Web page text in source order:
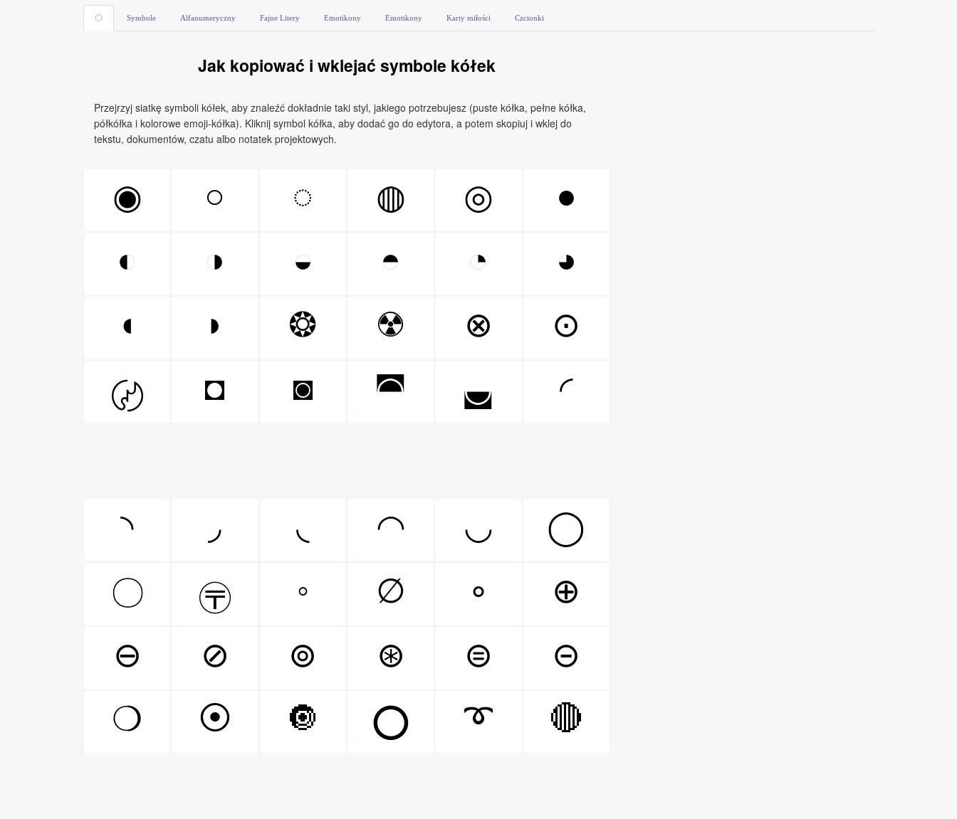
〇 Symbole Alfanumeryczny Fajne Litery Emotikony Emotikony Karty miłości Czcionki
Jak kopiować i wklejać symbole kółek
Przejrzyj siatkę symboli kółek, aby znaleźć dokładnie taki styl, jakiego potrzebujesz (puste kółka, pełne kółka,
półkółka i kolorowe emoji-kółka). Kliknij symbol kółka, aby dodać go do edytora, a potem skopiuj i wklej do
tekstu, dokumentów, czatu albo notatek projektowych.
◉ ○ ◌ ◍ ◎
●
◐
◑ ◒ ◓ ◔
◕
◖
◗ ❂ ☢ ⊗
⊙
〄
◘ ◙ ◚ ◛ ◜
◝ ◞ ◟ ◠ ◡
◯
〇
〶 ◦ ∅ ∘
⊕
⊖
⊘ ⊚ ⊛ ⊜
⊝
❍
⦿ 🔘 ⭕ ➰ 🔴